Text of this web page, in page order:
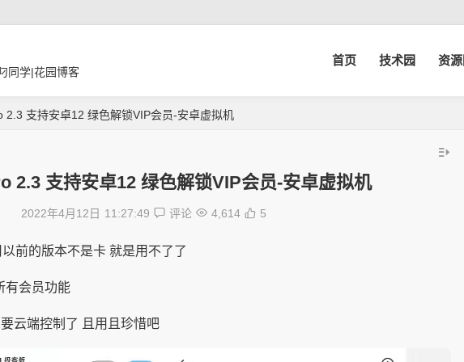
同学|花园博客
首页 技术园 资
2.3 支持安卓12 绿色解锁VIP会员-安卓虚拟机
2.3 支持安卓12 绿色解锁VIP会员-安卓虚拟机
2022年4月12日 11:27:49 评论 4,614 5
前的版本不是卡 就是用不了了
有会员功能
云端控制了 且用且珍惜吧